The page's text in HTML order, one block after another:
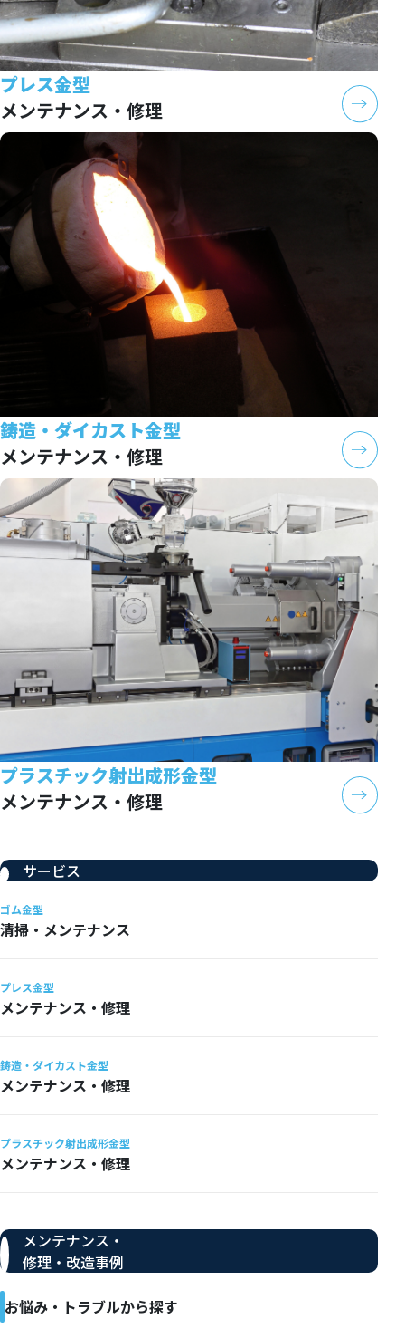
サービス
ゴム金型
清掃・メンテナンス
プレス金型
メンテナンス・修理
鋳造・ダイカスト金型
メンテナンス・修理
プラスチック射出成形金型
メンテナンス・修理
メンテナンス・
修理・改造事例
お悩み・トラブルから探す
プレス金型
メンテナンス・修理
鋳造・ダイカスト金型
メンテナンス・修理
プラスチック射出成形金型
メンテナンス・修理